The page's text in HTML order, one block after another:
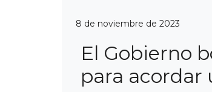
8 de noviembre de 2023
El Gobierno
para acordar